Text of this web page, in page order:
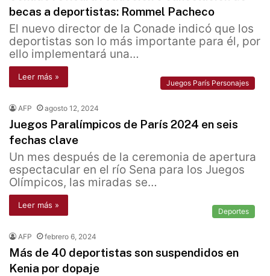
becas a deportistas: Rommel Pacheco
El nuevo director de la Conade indicó que los
deportistas son lo más importante para él, por
ello implementará una…
Leer más »
Juegos París Personajes
AFP agosto 12, 2024
Juegos Paralímpicos de París 2024 en seis
fechas clave
Un mes después de la ceremonia de apertura
espectacular en el río Sena para los Juegos
Olímpicos, las miradas se…
Leer más »
Deportes
AFP febrero 6, 2024
Más de 40 deportistas son suspendidos en
Kenia por dopaje